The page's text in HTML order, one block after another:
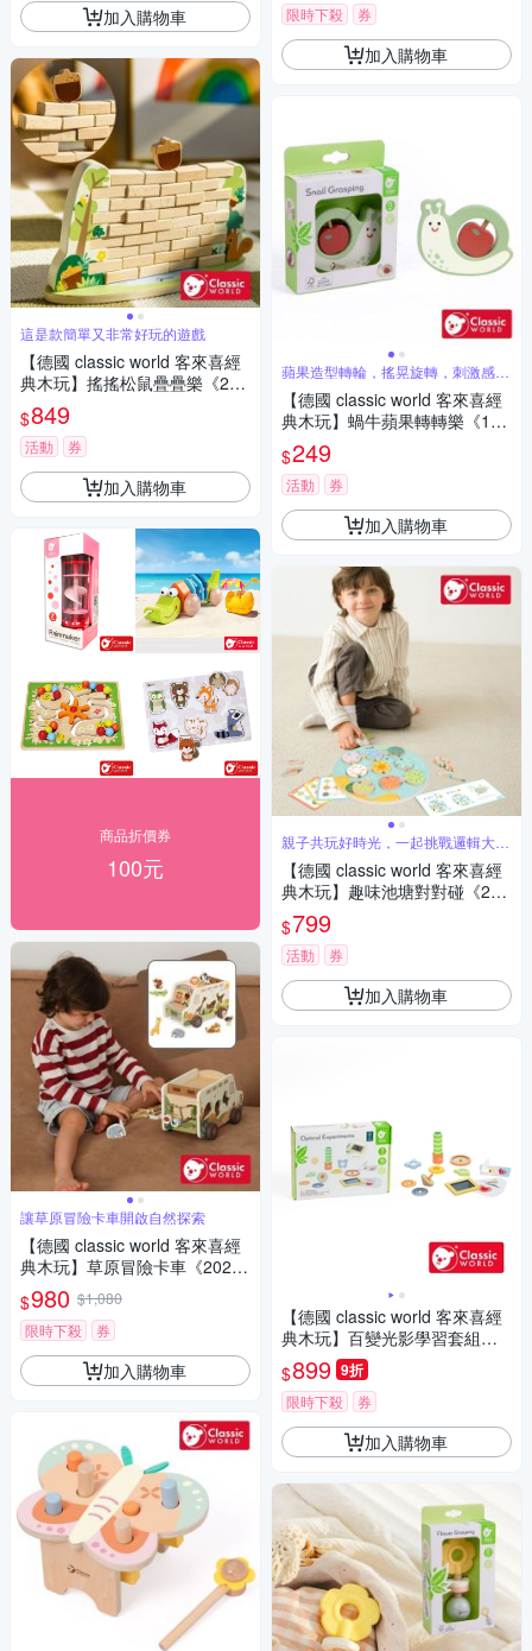
加入購物車
這是款簡單又非常好玩的遊戲
【德國 classic world 客來喜經
典木玩】搖搖松鼠疊疊樂《202
58》
$849
活動 券
加入購物車
商品折價券
100元
讓草原冒險卡車開啟自然探索
【德國 classic world 客來喜經
典木玩】草原冒險卡車《2025
7》
$980 $1,080
限時下殺
券
加入購物車
限時下殺
券
加入購物車
蘋果造型轉輪，搖晃旋轉，刺激感官
發展
【德國 classic world 客來喜經
典木玩】蝸牛蘋果轉轉樂《100
39》
$249
活動 券
加入購物車
親子共玩好時光，一起挑戰邏輯大考
驗
【德國 classic world 客來喜經
典木玩】趣味池塘對對碰《202
56》
$799
活動 券
加入購物車
【德國 classic world 客來喜經
典木玩】百變光影學習套組《2
0205》
$899 9折
限時下殺 券
加入購物車